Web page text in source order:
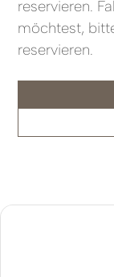
reservieren.
möchtest,
reservieren.